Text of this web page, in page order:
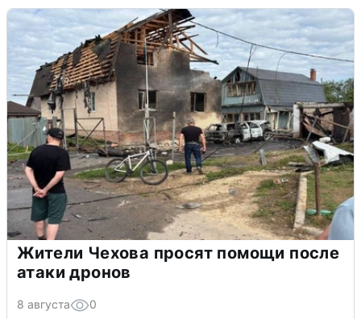
Жители Чехова просят помощи после
атаки дронов
8 августа 0